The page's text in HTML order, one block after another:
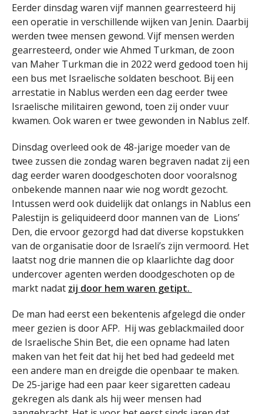
Eerder dinsdag waren vijf mannen gearresteerd hij
een operatie in verschillende wijken van Jenin. Daarbij
werden twee mensen gewond. Vijf mensen werden
gearresteerd, onder wie Ahmed Turkman, de zoon
van Maher Turkman die in 2022 werd gedood toen hij
een bus met Israelische soldaten beschoot. Bij een
arrestatie in Nablus werden een dag eerder twee
Israelische militairen gewond, toen zij onder vuur
kwamen. Ook waren er twee gewonden in Nablus zelf.
Dinsdag overleed ook de 48-jarige moeder van de
twee zussen die zondag waren begraven nadat zij een
dag eerder waren doodgeschoten door vooralsnog
onbekende mannen naar wie nog wordt gezocht.
Intussen werd ook duidelijk dat onlangs in Nablus een
Palestijn is geliquideerd door mannen van de Lions’
Den, die ervoor gezorgd had dat diverse kopstukken
van de organisatie door de Israeli’s zijn vermoord. Het
laatst nog drie mannen die op klaarlichte dag door
undercover agenten werden doodgeschoten op de
markt nadat zij door hem waren getipt.
De man had eerst een bekentenis afgelegd die onder
meer gezien is door AFP. Hij was geblackmailed door
de Israelische Shin Bet, die een opname had laten
maken van het feit dat hij het bed had gedeeld met
een andere man en dreigde die openbaar te maken.
De 25-jarige had een paar keer sigaretten cadeau
gekregen als dank als hij weer mensen had